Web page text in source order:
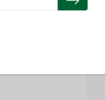
tekniikkalaji